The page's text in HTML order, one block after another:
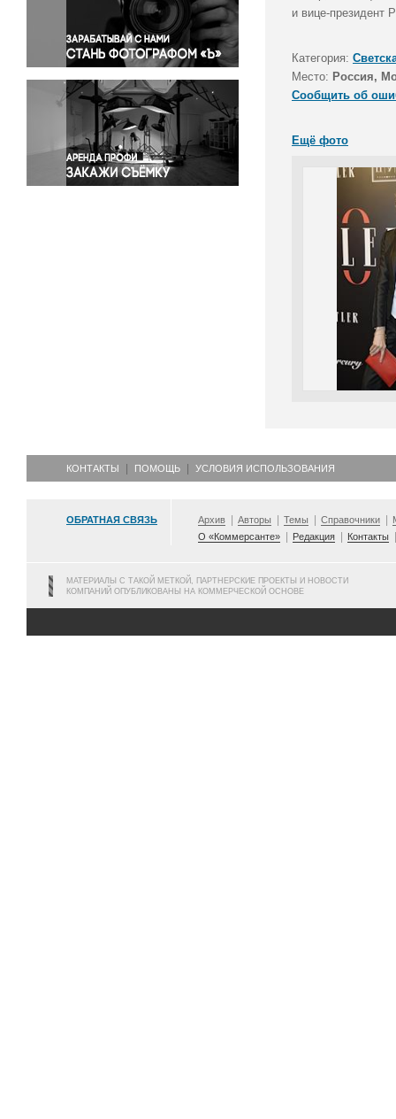
Правосудие
Происшествия и конфликты
Религия
Светская жизнь
Спорт
Экология
Экономика и бизнес
и вице-президент
Категория:
Место: Россия,
Сообщить об
Ещё фото
КОНТАКТЫ ПОМОЩЬ УСЛОВИЯ ИСПОЛЬЗОВАНИЯ
ОБРАТНАЯ СВЯЗЬ Архив Авторы Темы Справочники
О «Коммерсанте»
Редакция Контакты
МАТЕРИАЛЫ С ТАКОЙ МЕТКОЙ, ПАРТНЕРСКИЕ ПРОЕКТЫ И НОВОСТИ
КОМПАНИЙ ОПУБЛИКОВАНЫ НА КОММЕРЧЕСКОЙ ОСНОВЕ